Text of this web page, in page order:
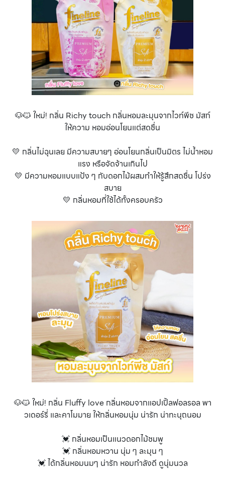
🐶🐱 ใหม่! กลิ่น Richy touch กลิ่นหอมละมุนจากไวท์พีช มัสก์
ให้ความ หอมอ่อนโยนแต่สดชื่น
💛 กลิ่นไม่ฉุนเลย มีความสบายๆ อ่อนโยนกลิ่นเป็นมิตร ไม่น้ำหอม
แรง หรือจัดจ้านเกินไป
💛 มีความหอมแบบแป้ง ๆ กับดอกไม้ผสมทำให้รู้สึกสดชื่น โปร่ง
สบาย
💛 กลิ่นหอมที่ใช้ได้ทั้งครอบครัว
🐶🐱 ใหม่! กลิ่น Fluffy love กลิ่นหอมจากแอปเปิ้ลฟอลรอล พา
วเดอร์รี่ และคาโมมาย ให้กลิ่นหอมนุ่ม น่ารัก น่าทะนุถนอม
💓 กลิ่นหอมเป็นแนวดอกไม้ชมพู
💓 กลิ่นหอมหวาน นุ่ม ๆ ละมุน ๆ
💓 ได้กลิ่นหอมนมๆ น่ารัก หอมกำลังดี ดูนุ่มนวล